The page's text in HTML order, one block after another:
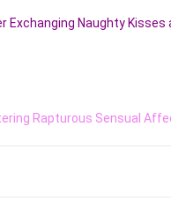
Exchanging Naughty
Rapturous Sensual